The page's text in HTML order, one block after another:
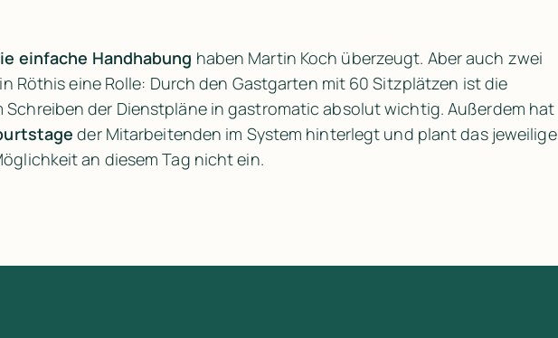
einfache Handhabung haben Martin Koch überzeugt. Aber auch zwei
Schreiben der Dienstpläne in gastromatic absolut wichtig. Außerdem hat
der Mitarbeitenden im System hinterlegt und plant das jeweilige
an diesem Tag nicht ein.